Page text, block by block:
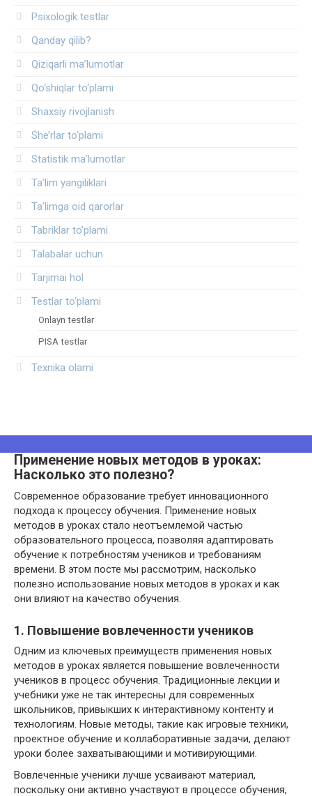
Psixologik testlar
Qanday qilib?
Qiziqarli ma’lumotlar
Qo‘shiqlar to‘plami
Shaxsiy rivojlanish
She’rlar to‘plami
Statistik ma’lumotlar
Ta’lim yangiliklari
Ta’limga oid qarorlar
Tabriklar to'plami
Talabalar uchun
Tarjimai hol
Testlar to‘plami
Onlayn testlar
PISA testlar
Texnika olami
Применение новых методов в уроках:
Насколько это полезно?
Современное образование требует инновационного
подхода к процессу обучения. Применение новых
методов в уроках стало неотъемлемой частью
образовательного процесса, позволяя адаптировать
обучение к потребностям учеников и требованиям
времени. В этом посте мы рассмотрим, насколько
полезно использование новых методов в уроках и как
они влияют на качество обучения.
1. Повышение вовлеченности учеников
Одним из ключевых преимуществ применения новых
методов в уроках является повышение вовлеченности
учеников в процесс обучения. Традиционные лекции и
учебники уже не так интересны для современных
школьников, привыкших к интерактивному контенту и
технологиям. Новые методы, такие как игровые техники,
проектное обучение и коллаборативные задачи, делают
уроки более захватывающими и мотивирующими.
Вовлеченные ученики лучше усваивают материал,
поскольку они активно участвуют в процессе обучения,